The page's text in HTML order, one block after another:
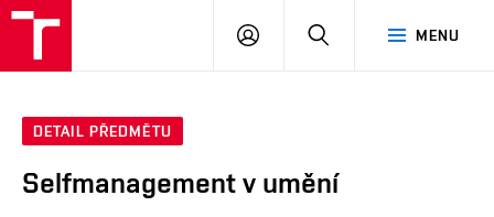
MENU
PŘIHLÁSIT
DETAIL PŘEDMĚTU
Selfmanagement v umění